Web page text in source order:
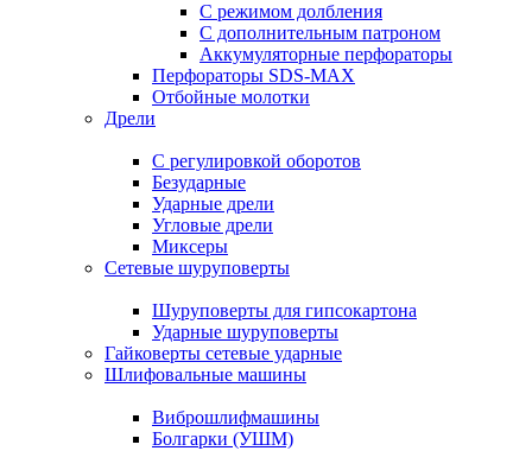
С режимом долбления
С дополнительным патроном
Аккумуляторные перфораторы
Перфораторы SDS-MAX
Отбойные молотки
Дрели
С регулировкой оборотов
Безударные
Ударные дрели
Угловые дрели
Миксеры
Сетевые шуруповерты
Шуруповерты для гипсокартона
Ударные шуруповерты
Гайковерты сетевые ударные
Шлифовальные машины
Виброшлифмашины
Болгарки (УШМ)